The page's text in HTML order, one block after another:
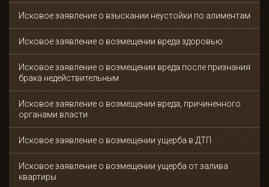
Исковое заявление о взыскании неустойки по алиментам
Исковое заявление о возмещении вреда здоровью
Исковое заявление о возмещении вреда после признания
брака недействительным
Исковое заявление о возмещении вреда, причиненного
органами власти
Исковое заявление о возмещении ущерба в ДТП
Исковое заявление о возмещении ущерба от залива
квартиры